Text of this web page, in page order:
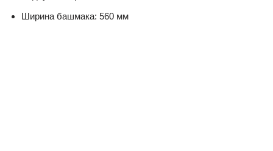
Ширина башмака: 560 мм